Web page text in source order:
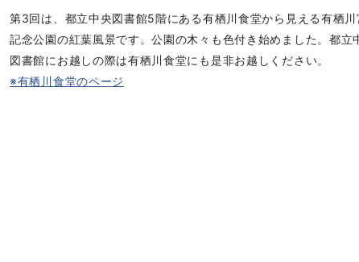
第3回は、都立中央図書館5階にある有栖川食堂から見える有栖川
記念公園の紅葉風景です。公園の木々も色付き始めました。都立
図書館にお越しの際は有栖川食堂にも是非お越しください。
※有栖川食堂のページ